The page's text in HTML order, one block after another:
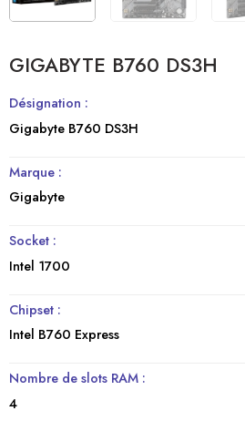
GIGABYTE B760 DS3H
Désignation :
Gigabyte B760 DS3H
Marque :
Gigabyte
Socket :
Intel 1700
Chipset :
Intel B760 Express
Nombre de slots RAM :
4